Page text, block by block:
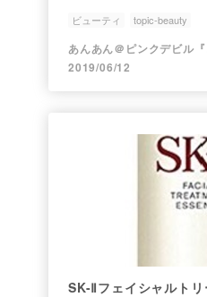
ビューティ topic-beauty
2019/06/12
SK-Ⅱフェイシャルト